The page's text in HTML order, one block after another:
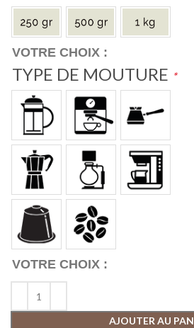
TYPE DE MOUTURE *
AJOUTER AU